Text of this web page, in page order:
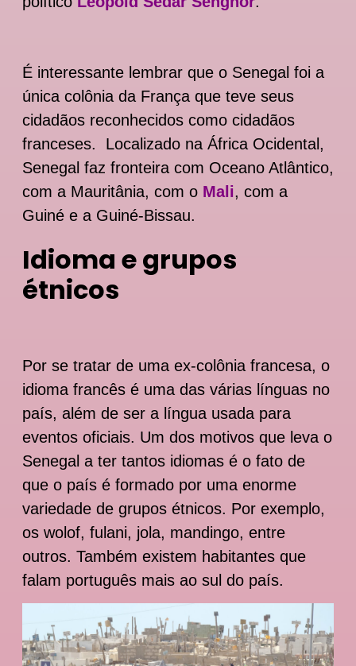
É interessante lembrar que o Senegal foi a
única colônia da França que teve seus
cidadãos reconhecidos como cidadãos
franceses. Localizado na África Ocidental,
Senegal faz fronteira com Oceano Atlântico,
com a Mauritânia, com o Mali, com a
Guiné e a Guiné-Bissau.
Idioma e grupos
étnicos
Por se tratar de uma ex-colônia francesa, o
idioma francês é uma das várias línguas no
país, além de ser a língua usada para
eventos oficiais. Um dos motivos que leva o
Senegal a ter tantos idiomas é o fato de
que o país é formado por uma enorme
variedade de grupos étnicos. Por exemplo,
os wolof, fulani, jola, mandingo, entre
outros. Também existem habitantes que
falam português mais ao sul do país.